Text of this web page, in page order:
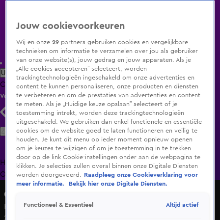
Uitzending Gemist Populaire programma's Zenders Genres
ClipsFilmsRadioSmart TV inlogShop
Volg KIJK
Zoeken
HomeUitzending Gemist Programma's De Bondgenoten
OranjezomerLivestreamsShop
Goud Zuid
HELP! Nancy haar HONDJE is aan het BEVALLEN
26 apr 2023, 14:21
Jouw cookievoorkeuren
Wij en onze29 partners gebruiken cookies en vergelijkbare
technieken om informatie te verzamelen over jou als gebruiker
van onze website(s), jouw gedrag en jouw apparaten. Als je
„Alle cookies accepteren” selecteert, worden
trackingtechnologieën ingeschakeld om onze advertenties en
content te kunnen personaliseren, onze producten en diensten
te verbeteren en om de prestaties van advertenties en content
te meten. Als je „Huidige keuze opslaan” selecteert of je
toestemming intrekt, worden deze trackingtechnologieën
uitgeschakeld. We gebruiken dan enkel functionele en essentiële
cookies om de website goed te laten functioneren en veilig te
houden. Je kunt dit menu op ieder moment opnieuw openen
om je keuzes te wijzigen of om je toestemming in te trekken
door op de link Cookie-instellingen onder aan de webpagina te
klikken. Je selecties zullen overal binnen onze Digitale Diensten
worden doorgevoerd.
Raadpleeg onze Cookieverklaring voor
meer informatie.
Bekijk hier onze Digitale Diensten.
Functioneel & Essentieel Altijd actief